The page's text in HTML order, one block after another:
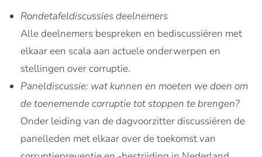
Rondetafeldiscussies deelnemers
Alle deelnemers bespreken en bediscussiëren met
elkaar een scala aan actuele onderwerpen en
stellingen over corruptie.
Paneldiscussie: wat kunnen en moeten we doen om
de toenemende corruptie tot stoppen te brengen?
Onder leiding van de dagvoorzitter discussiëren de
panelleden met elkaar over de toekomst van